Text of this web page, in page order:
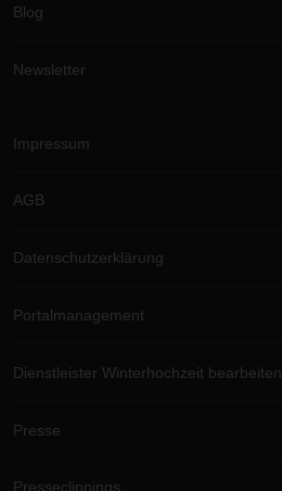
Blog
Newsletter
Impressum
AGB
Datenschutzerklärung
Portalmanagement
Dienstleister Winterhochzeit bearbeiten
Presse
Presseclippings